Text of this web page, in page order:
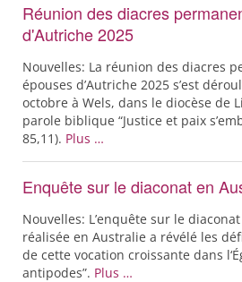
Réunion des diacres
d'Autriche 2025
Nouvelles: La réunion des diacres
épouses d’Autriche 2025 s’est
octobre à Wels, dans le diocèse de
parole biblique “Justice et paix
85,11). Plus …
Enquête sur le diaconat en
Nouvelles: L’enquête sur le
réalisée en Australie a révélé les
de cette vocation croissante dans
antipodes”. Plus …